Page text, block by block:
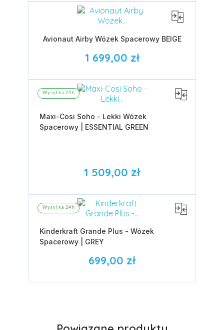
Avionaut Airby Wózek Spacerowy BEIGE
1 699,00 zł
Wysyłka 24h
Maxi-Cosi Soho - Lekki Wózek
Spacerowy | ESSENTIAL GREEN
1 509,00 zł
Wysyłka 24h
Kinderkraft Grande Plus - Wózek
Spacerowy | GREY
699,00 zł